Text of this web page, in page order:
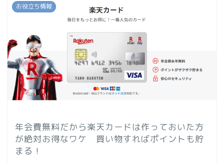
お役立ち情報
年会費無料だから楽天カードは作っておいた方
が絶対お得なワケ 買い物すればポイントも貯
まる！